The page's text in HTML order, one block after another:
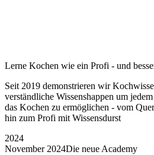
Lerne Kochen wie ein Profi - und
Seit 2019 demonstrieren wir
verständliche Wissenshappen um
das Kochen zu ermöglichen - vom
hin zum Profi mit Wissensdurst
2024
November 2024Die neue Academy